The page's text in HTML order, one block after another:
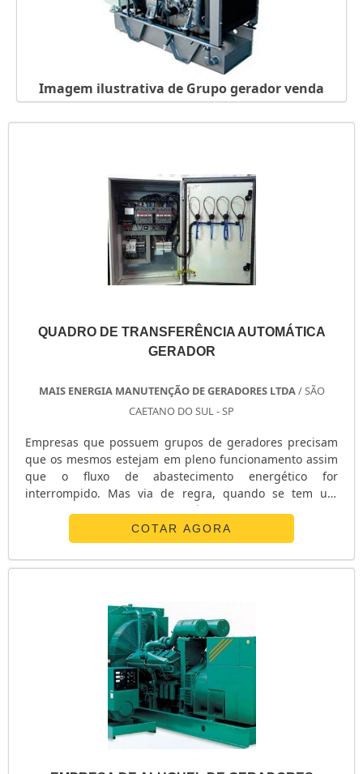
Imagem ilustrativa de Grupo gerador venda
QUADRO DE TRANSFERÊNCIA AUTOMÁTICA
GERADOR
MAIS ENERGIA MANUTENÇÃO DE GERADORES LTDA/ SÃO
CAETANO DO SUL - SP
Empresas que possuem grupos de geradores precisam
que os mesmos estejam em pleno funcionamento assim
que o fluxo de abastecimento energético for
interrompido. Mas via de regra, quando se tem um
acionamento manual não é assim, pois minutos
preciosos podem se passar até que a energia seja
reestabelecida e, para que isso não aconteça com a sua
empresa, é necessário ter um quadro de transferência
COTAR AGORA